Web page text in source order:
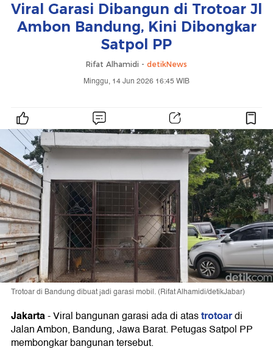
Viral Garasi Dibangun di Trotoar Jl
Ambon Bandung, Kini Dibongkar
Satpol PP
Rifat Alhamidi - detikNews
Minggu, 14 Jun 2026 16:45 WIB
Trotoar di Bandung dibuat jadi garasi mobil. (Rifat Alhamidi/detikJabar)
Jakarta-Viral bangunan garasi ada di atastrotoardi
Jalan Ambon, Bandung, Jawa Barat. Petugas Satpol PP
membongkar bangunan tersebut.